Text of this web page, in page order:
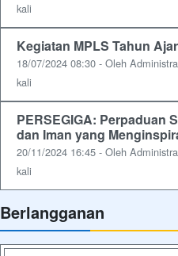
kali
Kegiatan MPLS Tahun
18/07/2024 08:30 - Oleh
kali
PERSEGIGA: Perpaduan
dan Iman yang
20/11/2024 16:45 - Oleh
kali
Berlangganan